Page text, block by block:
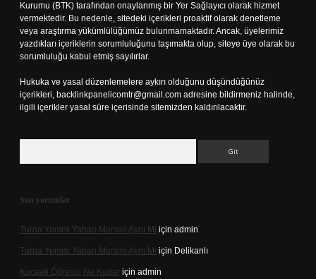
Kurumu (BTK) tarafından onaylanmış bir Yer Sağlayıcı olarak hizmet
vermektedir. Bu nedenle, sitedeki içerikleri proaktif olarak denetleme
veya araştırma yükümlülüğümüz bulunmamaktadır. Ancak, üyelerimiz
yazdıkları içeriklerin sorumluluğunu taşımakta olup, siteye üye olarak bu
sorumluluğu kabul etmiş sayılırlar.
Hukuka ve yasal düzenlemelere aykırı olduğunu düşündüğünüz
içerikleri, backlinkpanelicomtr@gmail.com adresine bildirmeniz halinde,
ilgili içerikler yasal süre içerisinde sitemizden kaldırılacaktır.
Son yorumlar
Turna Yemisi Yaban Mersini Aynı Mı için admin
Turna Yemisi Yaban Mersini Aynı Mı için Delikanlı
Kocaeli Öğrenci Ne Kadar için admin